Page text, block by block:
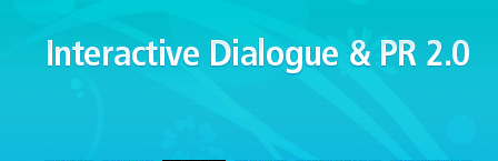
Interactive Dialogue &
PR 2.0